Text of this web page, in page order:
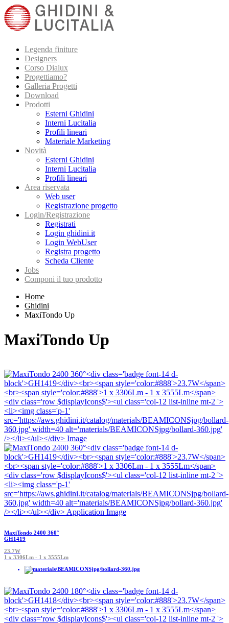
Legenda finiture
Designers
Corso Dialux
Progettiamo?
Galleria Progetti
Download
Prodotti
Esterni Ghidini
Interni Lucitalia
Profili lineari
Materiale Marketing
Novità
Esterni Ghidini
Interni Lucitalia
Profili lineari
Area riservata
Web user
Registrazione progetto
Login/Registrazione
Registrati
Login ghidini.it
Login WebUser
Registra progetto
Scheda Cliente
Jobs
Componi il tuo prodotto
Home
Ghidini
MaxiTondo Up
MaxiTondo Up
MaxiTondo 2400 360°
GH1419
23.7W
1 x 3306Lm - 1 x 3555Lm